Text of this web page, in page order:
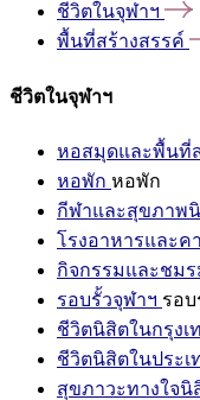
ชีวิตในจุฬาฯ
พื้นที่สร้างสรรค์
ชีวิตในจุฬาฯ
หอสมุดและพื้นที่
หอพัก หอพัก
กีฬาและสุขภาพ
โรงอาหารและค
กิจกรรมและชมร
รอบรั้วจุฬาฯ รอบ
ชีวิตนิสิตในกรุงเ
ชีวิตนิสิตในประเ
สุขภาวะทางใจนิ